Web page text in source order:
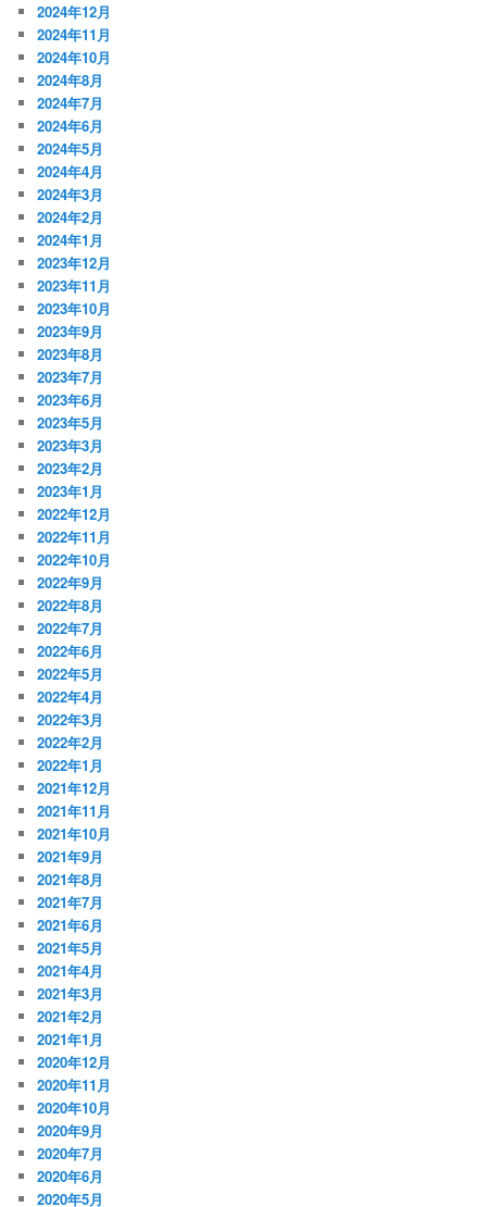
2024年12月
2024年11月
2024年10月
2024年8月
2024年7月
2024年6月
2024年5月
2024年4月
2024年3月
2024年2月
2024年1月
2023年12月
2023年11月
2023年10月
2023年9月
2023年8月
2023年7月
2023年6月
2023年5月
2023年3月
2023年2月
2023年1月
2022年12月
2022年11月
2022年10月
2022年9月
2022年8月
2022年7月
2022年6月
2022年5月
2022年4月
2022年3月
2022年2月
2022年1月
2021年12月
2021年11月
2021年10月
2021年9月
2021年8月
2021年7月
2021年6月
2021年5月
2021年4月
2021年3月
2021年2月
2021年1月
2020年12月
2020年11月
2020年10月
2020年9月
2020年7月
2020年6月
2020年5月